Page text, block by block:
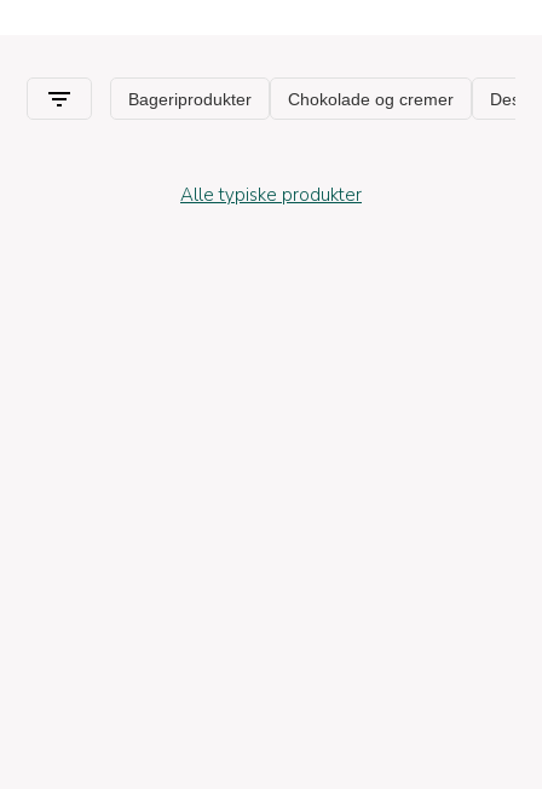
Alle typiske produkter